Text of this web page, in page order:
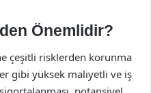
Önemlidir?
çeşitli risklerden korunma
gibi yüksek maliyetli ve iş